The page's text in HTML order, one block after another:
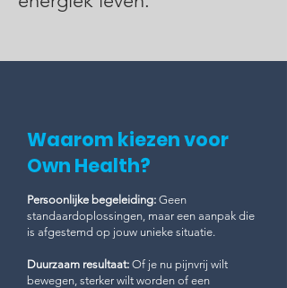
Waarom kiezen voor
Own Health?
Persoonlijke begeleiding: Geen
standaardoplossingen, maar een aanpak die
is afgestemd op jouw unieke situatie.
Duurzaam resultaat: Of je nu pijnvrij wilt
bewegen, sterker wilt worden of een